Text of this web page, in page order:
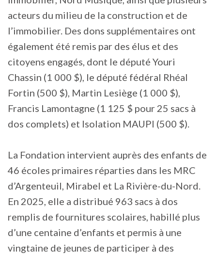
acteurs du milieu de la construction et de
l’immobilier. Des dons supplémentaires ont
également été remis par des élus et des
citoyens engagés, dont le député Youri
Chassin (1 000 $), le député fédéral Rhéal
Fortin (500 $), Martin Lesiège (1 000 $),
Francis Lamontagne (1 125 $ pour 25 sacs à
dos complets) et Isolation MAUPI (500 $).
La Fondation intervient auprès des enfants de
46 écoles primaires réparties dans les MRC
d’Argenteuil, Mirabel et La Rivière-du-Nord.
En 2025, elle a distribué 963 sacs à dos
remplis de fournitures scolaires, habillé plus
d’une centaine d’enfants et permis à une
vingtaine de jeunes de participer à des